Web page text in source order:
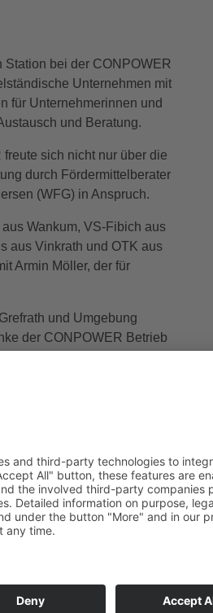
Station bei der CONPOWER
Unternehmen mit
für Unternehmerinnen und
und Beratung.
sich nicht nur über die
durch Fördermittelberater
(WFG) in Anspruch.
Wankum, VS-Fibich aus
aus Vinkrath und OTK aus
Armin Möller, der für
und Umgebung
der CONPOWER Betrieb
so Grefraths
und der
Unternehmerinnen und
Land, Bund und EU zu
zu verwirklichen und